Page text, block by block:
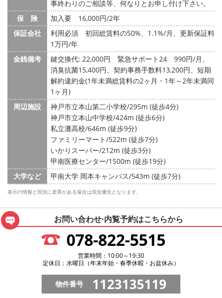
事終わりのご相談等、何なりとお申し付け下さい。
保 険
加入要 16,000円/2年
保証会社
利用必須 初回総賃料の50%、1.1%/月、更新保証料
1万円/年
金銭備考
鍵交換代: 22,000円
緊急サポート24 990円/月、
消臭抗菌15,400円、契約事務手数料13,200円、短期
解約違約金(1年未満総賃料の2ヶ月・1年～2年未満同
1ヶ月)
周辺施設
神戸市立本山第二小学校/295m (徒歩4分)
神戸市立本山中学校/424m (徒歩6分)
私立灘高校/646m (徒歩9分)
ファミリーマート/522m (徒歩7分)
いかりスーパー/212m (徒歩3分)
甲南医療センター/1500m (徒歩19分)
大学など
甲南大学 岡本キャンパス/543m (徒歩7分)
表示の情報と現況に差異がある場合は現況優先となります。
お問い合わせ·内覧予約はこちらから
078-822-5515
営業時間：10:00～19:30
定休日：水曜日（年末年始・春季休暇・お盆休み）
物件番号 1123135119